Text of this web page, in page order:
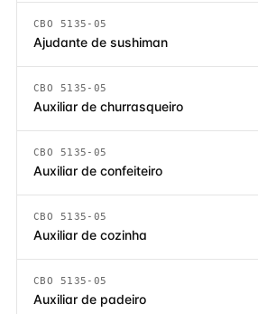
CBO 5135-05
Ajudante de sushiman
CBO 5135-05
Auxiliar de churrasqueiro
CBO 5135-05
Auxiliar de confeiteiro
CBO 5135-05
Auxiliar de cozinha
CBO 5135-05
Auxiliar de padeiro